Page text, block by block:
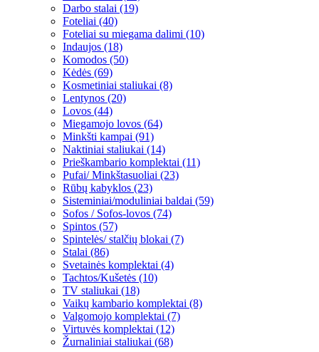
Darbo stalai (19)
Foteliai (40)
Foteliai su miegama dalimi (10)
Indaujos (18)
Komodos (50)
Kėdės (69)
Kosmetiniai staliukai (8)
Lentynos (20)
Lovos (44)
Miegamojo lovos (64)
Minkšti kampai (91)
Naktiniai staliukai (14)
Prieškambario komplektai (11)
Pufai/ Minkštasuoliai (23)
Rūbų kabyklos (23)
Sisteminiai/moduliniai baldai (59)
Sofos / Sofos-lovos (74)
Spintos (57)
Spintelės/ stalčių blokai (7)
Stalai (86)
Svetainės komplektai (4)
Tachtos/Kušetės (10)
TV staliukai (18)
Vaikų kambario komplektai (8)
Valgomojo komplektai (7)
Virtuvės komplektai (12)
Žurnaliniai staliukai (68)